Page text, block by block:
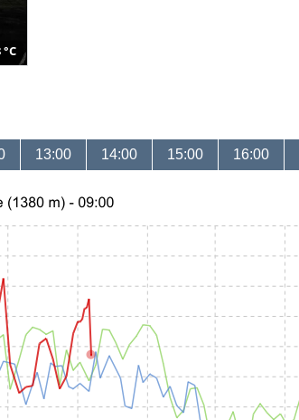
13:00 14:00 15:00 16:00